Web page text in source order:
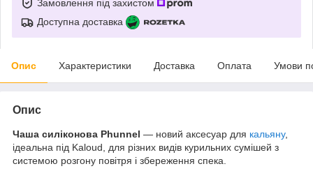
Замовлення під захистом
Доступна доставка
Опис Характеристики Доставка Оплата Умови
Опис
Чаша силіконова Phunnel — новий аксесуар для кальяну,
ідеальна під Kaloud, для різних видів курильних сумішей з
системою розгону повітря і збереження спека.